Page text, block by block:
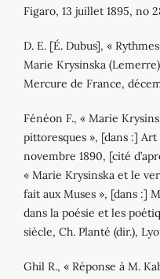
Figaro, 13 juillet 1895, no
D. E. [É. Dubus], «
Marie Krysinska
Mercure de France,
Fénéon F., « Marie
pittoresques », [dans :]
novembre 1890, [cité
« Marie Krysinska et le
fait aux Muses », [dans :]
dans la poésie et les
siècle, Ch. Planté (dir.),
Ghil R., « Réponse à M.